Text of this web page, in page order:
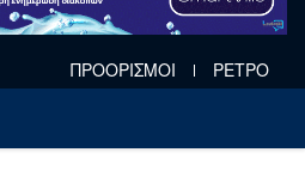
ΠΡΟΟΡΙΣΜΟΙ ΡΕΤΡΟ